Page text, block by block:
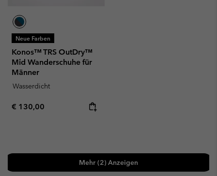
Neue Farben
Konos™ TRS OutDry™
Mid Wanderschuhe für
Männer
Wasserdicht
Regular price:
€ 130,00
Mehr (2) Anzeigen